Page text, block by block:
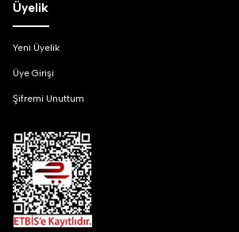
Üyelik
Yeni Üyelik
Üye Girişi
Şifremi Unuttum